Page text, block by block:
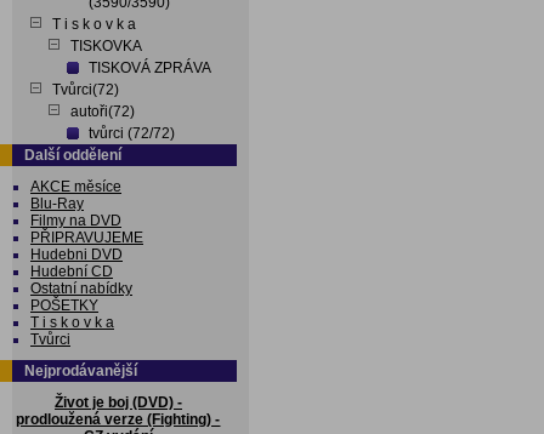
T i s k o v k a
TISKOVKA
TISKOVÁ ZPRÁVA
Tvůrci(72)
autoři(72)
tvůrci (72/72)
Další oddělení
AKCE měsíce
Blu-Ray
Filmy na DVD
PŘIPRAVUJEME
Hudebni DVD
Hudební CD
Ostatní nabídky
POŠETKY
T i s k o v k a
Tvůrci
Nejprodávanější
Život je boj (DVD) -
prodloužená verze (Fighting) -